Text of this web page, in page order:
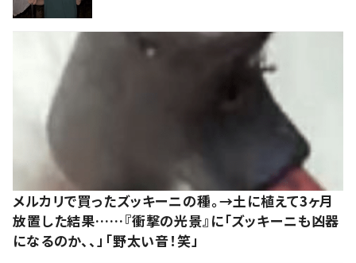
メルカリで買ったズッキーニの種。→土に植えて3ヶ月
放置した結果……『衝撃の光景』に「ズッキーニも凶器
になるのか、、」「野太い音！笑」